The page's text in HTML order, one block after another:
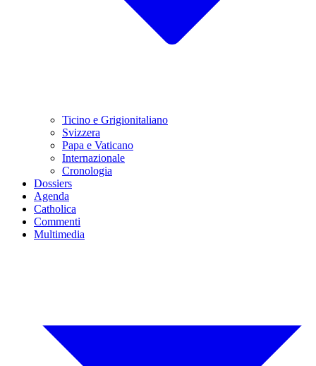
Ticino e Grigionitaliano
Svizzera
Papa e Vaticano
Internazionale
Cronologia
Dossiers
Agenda
Catholica
Commenti
Multimedia